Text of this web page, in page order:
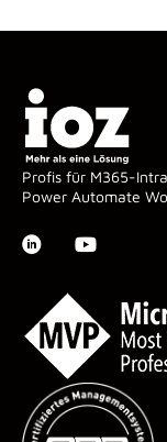
Profis für M365-
Power Automate